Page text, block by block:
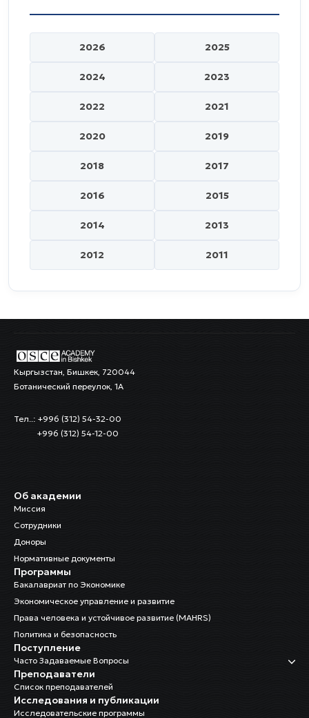
2026 2025
2024 2023
2022 2021
2020 2019
2018 2017
2016 2015
2014 2013
2012 2011
Кыргызстан, Бишкек, 720044
Ботанический переулок, 1А
Тел..: +996 (312) 54-32-00
+996 (312) 54-12-00
Об академии
Миссия
Сотрудники
Доноры
Нормативные документы
Программы
Бакалавриат по Экономике
Экономическое управление и развитие
Права человека и устойчивое развитие (MAHRS)
Политика и безопасность
Поступление
Часто Задаваемые Вопросы
Преподаватели
Список преподавателей
Исследования и публикации
Исследовательские программы